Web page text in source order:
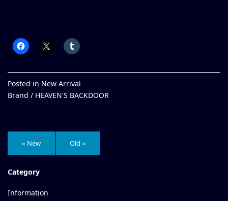
Posted in New Arrival
Brand / HEAVEN'S BACKDOOR
« New Old »
Category
Information